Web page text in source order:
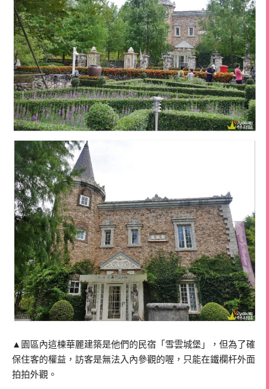
▲園區內這棟華麗建築是他們的民宿「雪雲城堡」，但為了確
保住客的權益，訪客是無法入內參觀的喔，只能在鐵欄杆外面
拍拍外觀。